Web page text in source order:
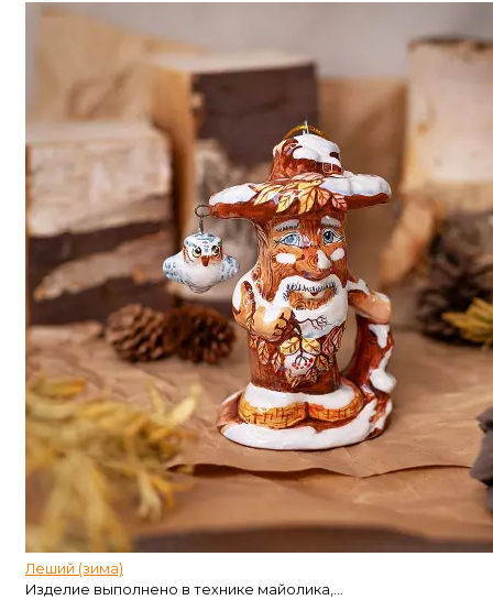
Леший (зима)
Изделие выполнено в технике майолика,...